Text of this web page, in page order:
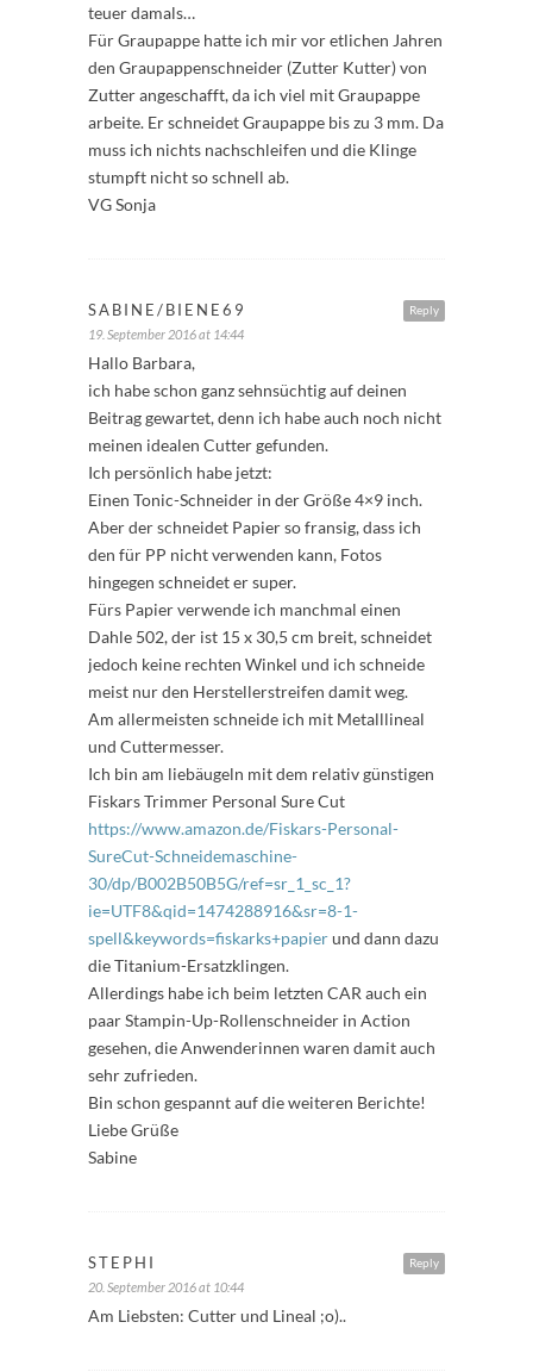
teuer damals…
Für Graupappe hatte ich mir vor etlichen Jahren
den Graupappenschneider (Zutter Kutter) von
Zutter angeschafft, da ich viel mit Graupappe
arbeite. Er schneidet Graupappe bis zu 3 mm. Da
muss ich nichts nachschleifen und die Klinge
stumpft nicht so schnell ab.
VG Sonja
Reply
SABINE/BIENE69
19. September 2016 at 14:44
Hallo Barbara,
ich habe schon ganz sehnsüchtig auf deinen
Beitrag gewartet, denn ich habe auch noch nicht
meinen idealen Cutter gefunden.
Ich persönlich habe jetzt:
Einen Tonic-Schneider in der Größe 4×9 inch.
Aber der schneidet Papier so fransig, dass ich
den für PP nicht verwenden kann, Fotos
hingegen schneidet er super.
Fürs Papier verwende ich manchmal einen
Dahle 502, der ist 15 x 30,5 cm breit, schneidet
jedoch keine rechten Winkel und ich schneide
meist nur den Herstellerstreifen damit weg.
Am allermeisten schneide ich mit Metalllineal
und Cuttermesser.
Ich bin am liebäugeln mit dem relativ günstigen
Fiskars Trimmer Personal Sure Cut
https://www.amazon.de/Fiskars-Personal-
SureCut-Schneidemaschine-
30/dp/B002B50B5G/ref=sr_1_sc_1?
ie=UTF8&qid=1474288916&sr=8-1-
spell&keywords=fiskarks+papierund dann dazu
die Titanium-Ersatzklingen.
Allerdings habe ich beim letzten CAR auch ein
paar Stampin-Up-Rollenschneider in Action
gesehen, die Anwenderinnen waren damit auch
sehr zufrieden.
Bin schon gespannt auf die weiteren Berichte!
Liebe Grüße
Sabine
Reply
STEPHI
20. September 2016 at 10:44
Am Liebsten: Cutter und Lineal ;o)..